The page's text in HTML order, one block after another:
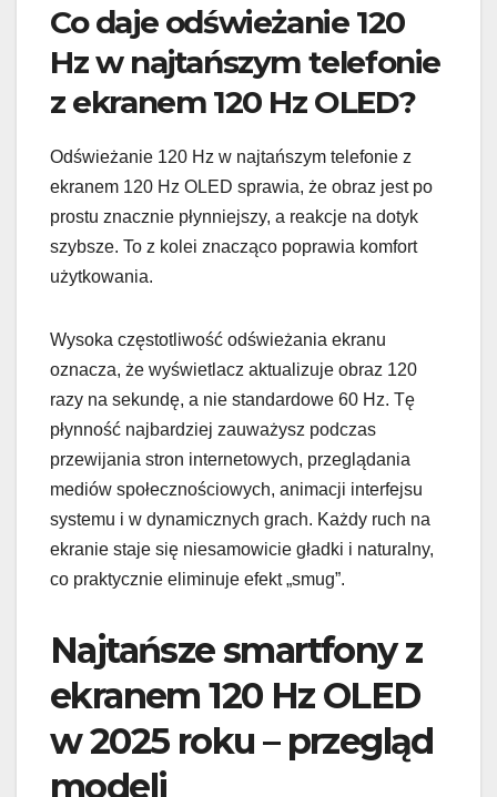
Co daje odświeżanie 120
Hz w najtańszym telefonie
z ekranem 120 Hz OLED?
Odświeżanie 120 Hz w najtańszym telefonie z
ekranem 120 Hz OLED sprawia, że obraz jest po
prostu znacznie płynniejszy, a reakcje na dotyk
szybsze. To z kolei znacząco poprawia komfort
użytkowania.
Wysoka częstotliwość odświeżania ekranu
oznacza, że wyświetlacz aktualizuje obraz 120
razy na sekundę, a nie standardowe 60 Hz. Tę
płynność najbardziej zauważysz podczas
przewijania stron internetowych, przeglądania
mediów społecznościowych, animacji interfejsu
systemu i w dynamicznych grach. Każdy ruch na
ekranie staje się niesamowicie gładki i naturalny,
co praktycznie eliminuje efekt „smug”.
Najtańsze smartfony z
ekranem 120 Hz OLED
w 2025 roku – przegląd
modeli